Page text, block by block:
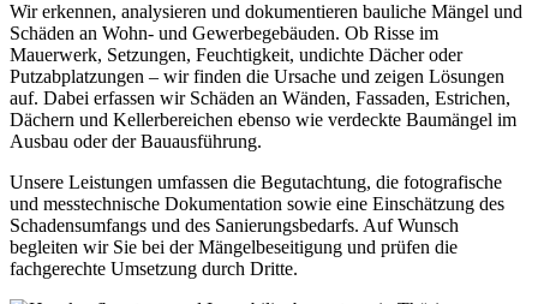
Wir erkennen, analysieren und dokumentieren bauliche Mängel und
Schäden an Wohn- und Gewerbegebäuden. Ob Risse im
Mauerwerk, Setzungen, Feuchtigkeit, undichte Dächer oder
Putzabplatzungen – wir finden die Ursache und zeigen Lösungen
auf. Dabei erfassen wir Schäden an Wänden, Fassaden, Estrichen,
Dächern und Kellerbereichen ebenso wie verdeckte Baumängel im
Ausbau oder der Bauausführung.
Unsere Leistungen umfassen die Begutachtung, die fotografische
und messtechnische Dokumentation sowie eine Einschätzung des
Schadensumfangs und des Sanierungsbedarfs. Auf Wunsch
begleiten wir Sie bei der Mängelbeseitigung und prüfen die
fachgerechte Umsetzung durch Dritte.